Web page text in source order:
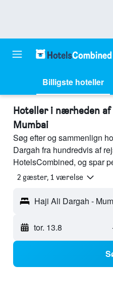
Billigste hoteller
Hoteller i nærheden af
Mumbai
Søg efter og sammenlign
Dargah fra hundredvis af
HotelsCombined, og spar
2 gæster, 1 værelse
Haji Ali Dargah -
tor. 13.8